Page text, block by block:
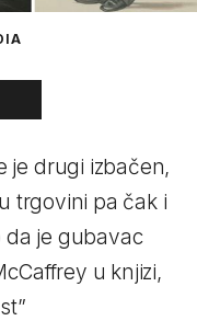
je drugi izbačen,
trgovini pa čak i
da je gubavac
u knjizi,